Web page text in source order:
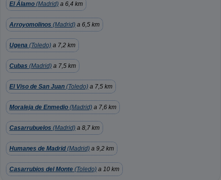
El Álamo (Madrid) a 6,4 km
Arroyomolinos (Madrid) a 6,5 km
Ugena (Toledo) a 7,2 km
Cubas (Madrid) a 7,5 km
El Viso de San Juan (Toledo) a 7,5 km
Moraleja de Enmedio (Madrid) a 7,6 km
Casarrubuelos (Madrid) a 8,7 km
Humanes de Madrid(Madrid) a 9,2 km
Casarrubios del Monte (Toledo) a 10 km